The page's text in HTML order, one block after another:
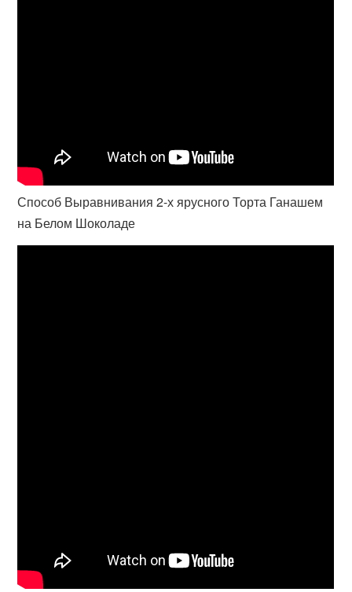
Способ Выравнивания 2-х ярусного Торта Ганашем
на Белом Шоколаде